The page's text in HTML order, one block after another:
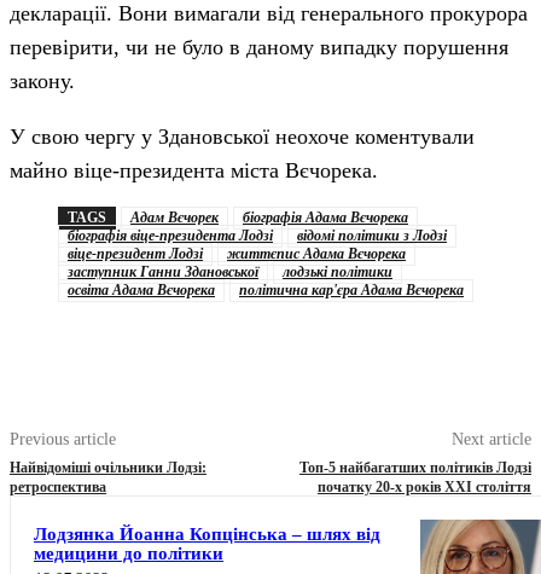
декларації. Вони вимагали від генерального прокурора
перевірити, чи не було в даному випадку порушення
закону.
У свою чергу у Здановської неохоче коментували
майно віце-президента міста Вєчорека.
TAGS Адам Вєчорек
біографія Адама Вєчорека
біографія віце-президента Лодзі
відомі політики з Лодзі
віце-президент Лодзі
життєпис Адама Вєчорека
заступник Ганни Здановської
лодзькі політики
освіта Адама Вєчорека
політична кар'єра Адама Вєчорека
Previous article
Найвідоміші очільники Лодзі:
ретроспектива
Next article
Топ-5 найбагатших політиків Лодзі
початку 20-х років XXI століття
Лодзянка Йоанна Копцінська – шлях від
медицини до політики